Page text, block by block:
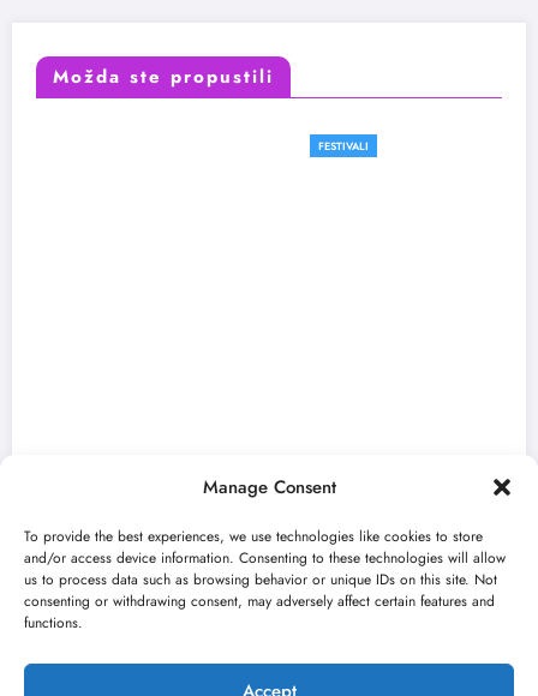
Manage Consent
To provide the best experiences, we use technologies like cookies to store
and/or access device information. Consenting to these technologies will allow
us to process data such as browsing behavior or unique IDs on this site. Not
consenting or withdrawing consent, may adversely affect certain features and
functions.
Accept
Možda ste propustili
„Najveći mali festival u Vojvodini“ i ovog
Kulturni kišobran